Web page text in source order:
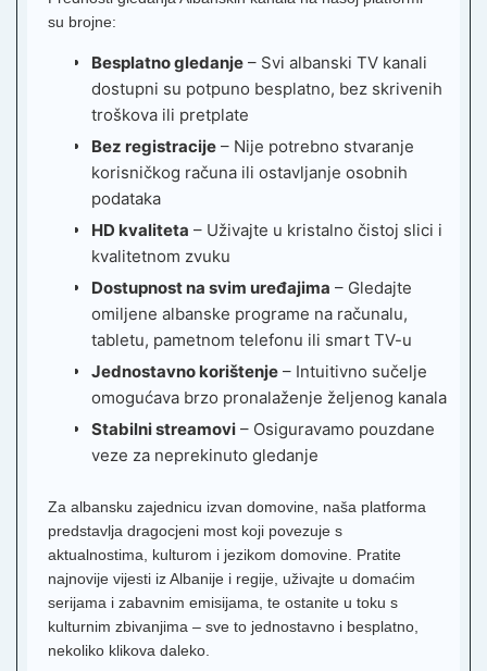
su brojne:
Besplatno gledanje – Svi albanski TV kanali
dostupni su potpuno besplatno, bez skrivenih
troškova ili pretplate
Bez registracije – Nije potrebno stvaranje
korisničkog računa ili ostavljanje osobnih
podataka
HD kvaliteta – Uživajte u kristalno čistoj slici i
kvalitetnom zvuku
Dostupnost na svim uređajima – Gledajte
omiljene albanske programe na računalu,
tabletu, pametnom telefonu ili smart TV-u
Jednostavno korištenje – Intuitivno sučelje
omogućava brzo pronalaženje željenog kanala
Stabilni streamovi – Osiguravamo pouzdane
veze za neprekinuto gledanje
Za albansku zajednicu izvan domovine, naša platforma
predstavlja dragocjeni most koji povezuje s
aktualnostima, kulturom i jezikom domovine. Pratite
najnovije vijesti iz Albanije i regije, uživajte u domaćim
serijama i zabavnim emisijama, te ostanite u toku s
kulturnim zbivanjima – sve to jednostavno i besplatno,
nekoliko klikova daleko.